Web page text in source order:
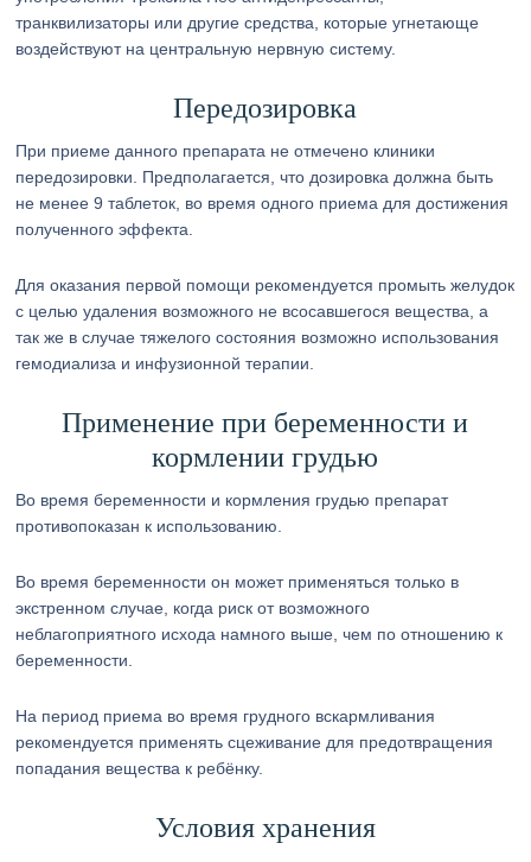
транквилизаторы или другие средства, которые угнетающе
воздействуют на центральную нервную систему.
Передозировка
При приеме данного препарата не отмечено клиники
передозировки. Предполагается, что дозировка должна быть
не менее 9 таблеток, во время одного приема для достижения
полученного эффекта.
Для оказания первой помощи рекомендуется промыть желудок
с целью удаления возможного не всосавшегося вещества, а
так же в случае тяжелого состояния возможно использования
гемодиализа и инфузионной терапии.
Применение при беременности и
кормлении грудью
Во время беременности и кормления грудью препарат
противопоказан к использованию.
Во время беременности он может применяться только в
экстренном случае, когда риск от возможного
неблагоприятного исхода намного выше, чем по отношению к
беременности.
На период приема во время грудного вскармливания
рекомендуется применять сцеживание для предотвращения
попадания вещества к ребёнку.
Условия хранения